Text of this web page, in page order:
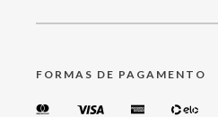
FORMAS DE PAGAMENTO